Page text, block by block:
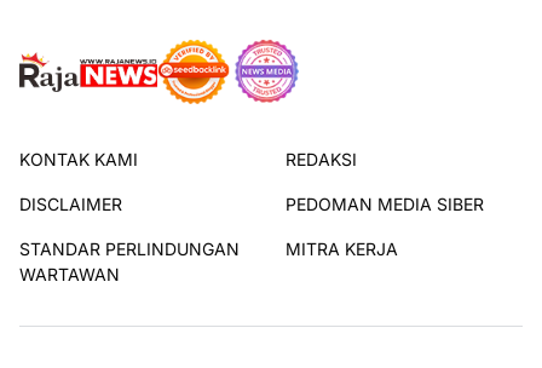
KONTAK KAMI REDAKSI
DISCLAIMER PEDOMAN MEDIA SIBER
STANDAR PERLINDUNGAN
WARTAWAN
MITRA KERJA